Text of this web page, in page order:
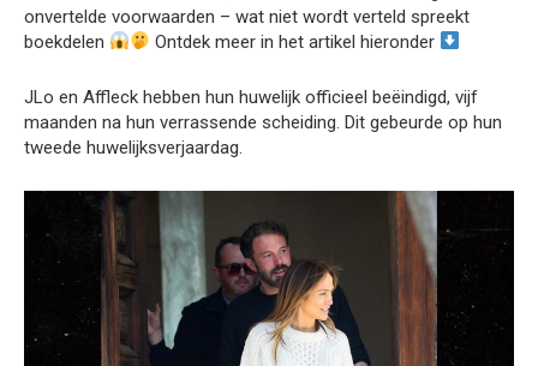
onvertelde voorwaarden – wat niet wordt verteld spreekt
boekdelen
Ontdek meer in het artikel hieronder
JLo en Affleck hebben hun huwelijk officieel beëindigd, vijf
maanden na hun verrassende scheiding. Dit gebeurde op hun
tweede huwelijksverjaardag.